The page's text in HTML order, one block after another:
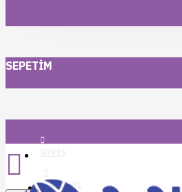
SEPETIM
KAYIT OL